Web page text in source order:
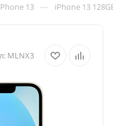
13 — iPhone 13
MLNX3